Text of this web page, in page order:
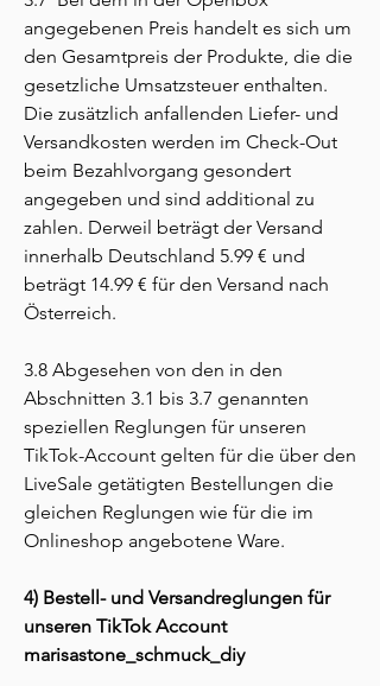
angegebenen Preis handelt es sich um
den Gesamtpreis der Produkte, die die
gesetzliche Umsatzsteuer enthalten.
Die zusätzlich anfallenden Liefer- und
Versandkosten werden im Check-Out
beim Bezahlvorgang gesondert
angegeben und sind additional zu
zahlen. Derweil beträgt der Versand
innerhalb Deutschland 5.99 € und
beträgt 14.99 € für den Versand nach
Österreich.
3.8 Abgesehen von den in den
Abschnitten 3.1 bis 3.7 genannten
speziellen Reglungen für unseren
TikTok-Account gelten für die über den
LiveSale getätigten Bestellungen die
gleichen Reglungen wie für die im
Onlineshop angebotene Ware.
4) Bestell- und Versandreglungen für
unseren TikTok Account
marisastone_schmuck_diy